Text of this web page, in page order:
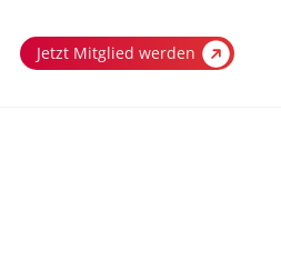
Jetzt Mitglied werden